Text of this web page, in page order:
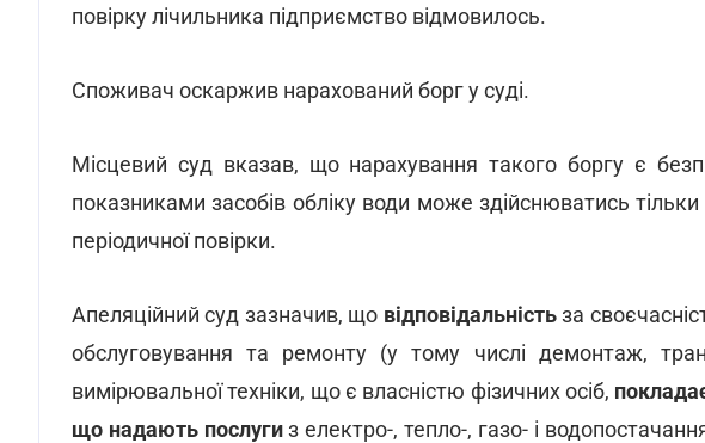
повірку лічильника підприємство відмовилось.
Споживач оскаржив нарахований борг у суді.
Місцевий суд вказав, що нарахування такого боргу є
показниками засобів обліку води може здійснюватись тільки
періодичної повірки.
Апеляційний суд зазначив, що відповідальністьза
обслуговування та ремонту (у тому числі демонтаж,
вимірювальної техніки, що є власністю фізичних осіб,
що надають послугиз електро-, тепло-, газо- і